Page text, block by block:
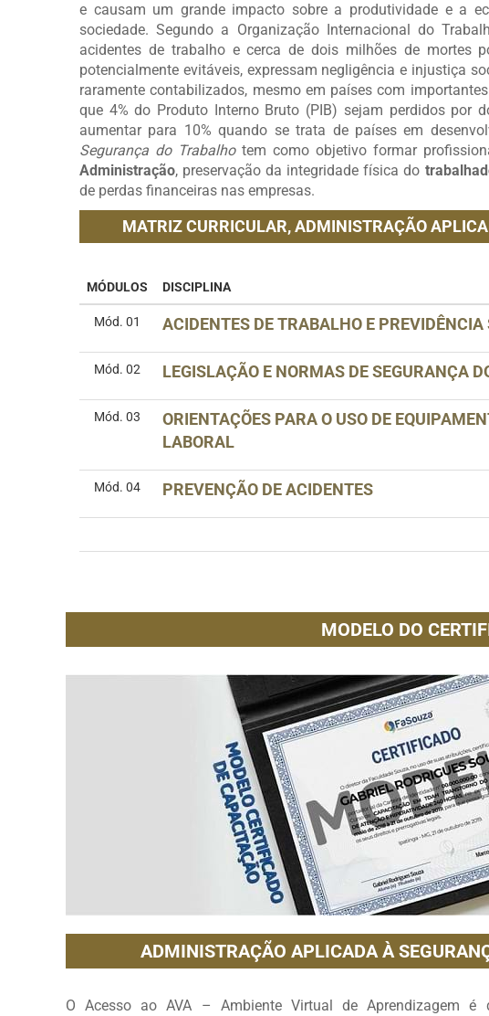
e causam um grande impacto sobre a produtividade e a
sociedade. Segundo a Organização Internacional do
acidentes de trabalho e cerca de dois milhões de mortes
potencialmente evitáveis, expressam negligência e injustiça
raramente contabilizados, mesmo em países com
que 4% do Produto Interno Bruto (PIB) sejam perdidos por
aumentar para 10% quando se trata de países em
Segurança do Trabalhotem como objetivo formar
Administração, preservação da integridade física do
de perdas financeiras nas empresas.
MATRIZ CURRICULAR,ADMINISTRAÇÃO
MÓDULOS DISCIPLINA
Mód. 01 ACIDENTES DE TRABALHO E PREVIDÊNCIA
Mód. 02 LEGISLAÇÃO E NORMAS DE SEGURANÇA
Mód. 03
ORIENTAÇÕES PARA O USO DE
LABORAL
Mód. 04 PREVENÇÃO DE ACIDENTES
MODELO DO
ADMINISTRAÇÃO APLICADA À
O Acesso ao AVA – Ambiente Virtual de Aprendizagem é